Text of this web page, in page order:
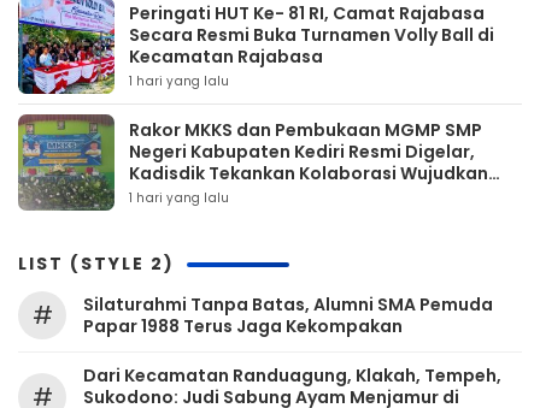
Peringati HUT Ke- 81 RI, Camat Rajabasa
Secara Resmi Buka Turnamen Volly Ball di
Kecamatan Rajabasa
1 hari yang lalu
Rakor MKKS dan Pembukaan MGMP SMP
Negeri Kabupaten Kediri Resmi Digelar,
Kadisdik Tekankan Kolaborasi Wujudkan
Pendidikan Bermutu
1 hari yang lalu
LIST (STYLE 2)
#
Silaturahmi Tanpa Batas, Alumni SMA Pemuda
Papar 1988 Terus Jaga Kekompakan
#
‎Dari Kecamatan Randuagung, Klakah, Tempeh,
Sukodono: Judi Sabung Ayam Menjamur di